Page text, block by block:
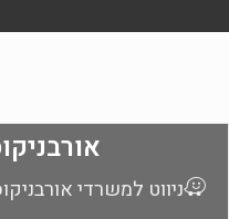
ניווט למשרדי